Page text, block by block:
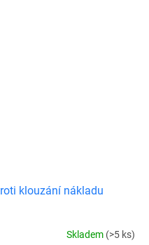
klouzání nákladu
Skladem (>5 ks)